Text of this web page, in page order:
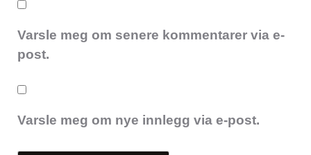
Varsle meg om senere kommentarer via e-
post.
Varsle meg om nye innlegg via e-post.